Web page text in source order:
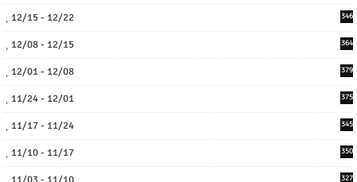
12/15 - 12/22 346
12/08 - 12/15 364
12/01 - 12/08 379
11/24 - 12/01 375
11/17 - 11/24 345
11/10 - 11/17 350
327